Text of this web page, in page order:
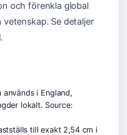
och förenkla global
Se detaljer
.
används i England,
lokalt. Source:
till exakt 2,54 cm i